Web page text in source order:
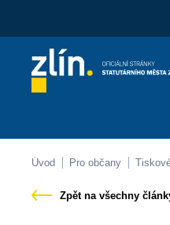
Kontakty
Úvod Pro občany
Zpět na všechny